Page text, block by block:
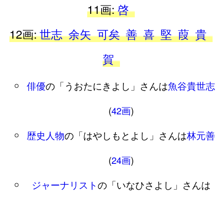
11画:啓
12画:世志 余矢 可矣 善 喜 堅 葭 貴
賀
俳優の「うおたにきよし」さんは魚谷貴世志
(42画)
歴史人物の「はやしもとよし」さんは林元善
(24画)
ジャーナリストの「いなひさよし」さんは